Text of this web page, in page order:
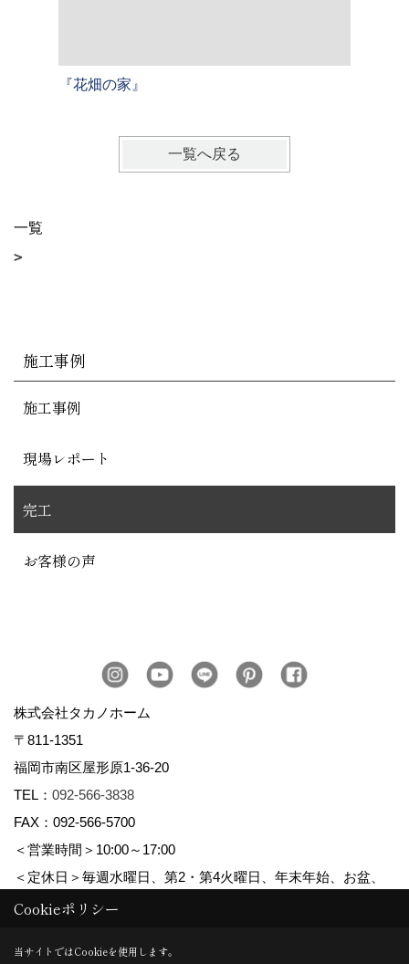
『花畑の家』
一覧へ戻る
一覧
施工事例
施工事例
現場レポート
完工
お客様の声
株式会社タカノホーム
〒811-1351
福岡市南区屋形原1-36-20
TEL： 092-566-3838
FAX：092-566-5700
＜営業時間＞10:00～17:00
＜定休日＞毎週水曜日、第2・第4火曜日、年末年始、お盆、
ゴールデンウィーク、夏季休暇
Cookieポリシー
当サイトではCookieを使用します。